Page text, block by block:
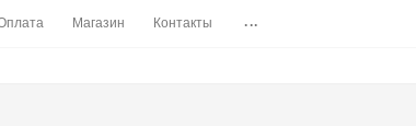
Магазин Контакты ...